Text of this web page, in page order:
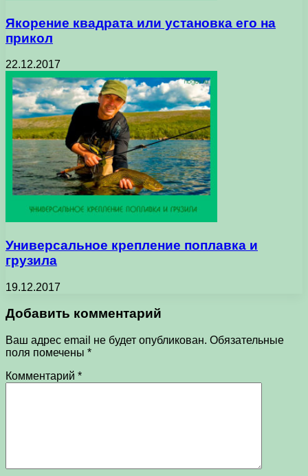
Якорение квадрата или установка его на
прикол
22.12.2017
Универсальное крепление поплавка и
грузила
19.12.2017
Добавить комментарий
Ваш адрес email не будет опубликован. Обязательные
поля помечены *
Комментарий *